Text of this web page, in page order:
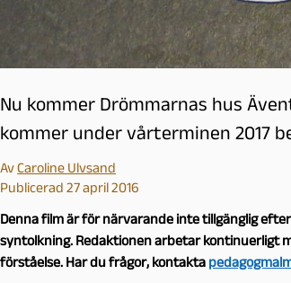
Nu kommer Drömmarnas hus
kommer under vårterminen 2017
AvCaroline Ulvsand
Publicerad 27 april 2016
Denna film är för närvarande inte tillgänglig
syntolkning. Redaktionen arbetar kontinuerligt
förståelse. Har du frågor, kontakta